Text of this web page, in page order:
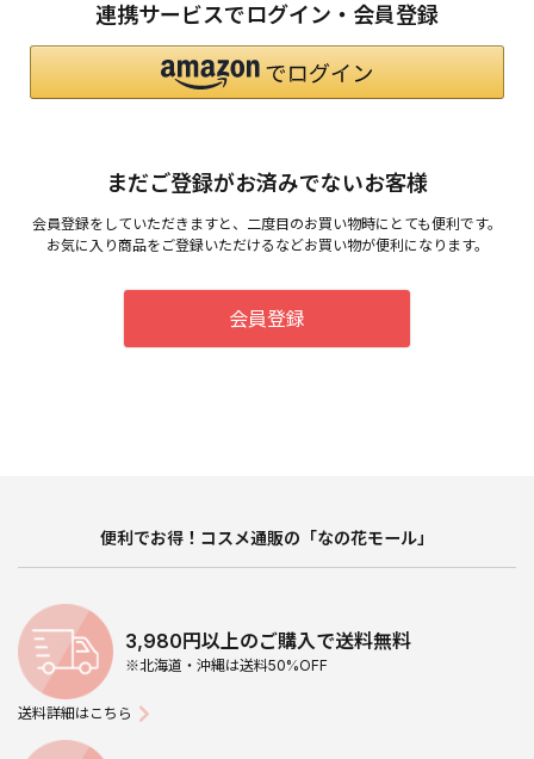
連携サービスでログイン・会員登録
まだご登録がお済みでないお客様
会員登録をしていただきますと、二度目のお買い物時にとても便利です。
お気に入り商品をご登録いただけるなどお買い物が便利になります。
会員登録
便利でお得！コスメ通販の「なの花モール」
3,980円以上のご購入で送料無料
※北海道・沖縄は送料50%OFF
送料詳細はこちら